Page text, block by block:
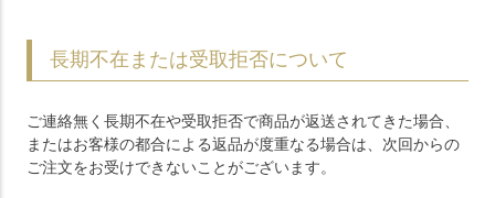
長期不在または受取拒否について
ご連絡無く長期不在や受取拒否で商品が返送されてきた場合、
またはお客様の都合による返品が度重なる場合は、次回からの
ご注文をお受けできないことがございます。